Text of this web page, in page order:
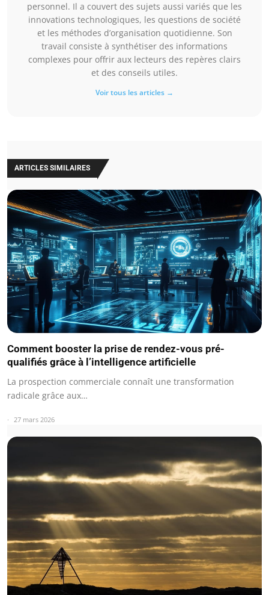
personnel. Il a couvert des sujets aussi variés que les
innovations technologiques, les questions de société
et les méthodes d’organisation quotidienne. Son
travail consiste à synthétiser des informations
complexes pour offrir aux lecteurs des repères clairs
et des conseils utiles.
Voir tous les articles →
ARTICLES SIMILAIRES
Comment booster la prise de rendez-vous pré-
qualifiés grâce à l’intelligence artificielle
La prospection commerciale connaît une transformation
radicale grâce aux…
27 mars 2026